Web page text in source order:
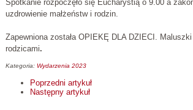
Spotkanie rozpoczęło się Eucharystią o 9.00 a
uzdrowienie małżeństw i rodzin.
Zapewniona została OPIEKĘ DLA DZIECI.
rodzicami.
Kategoria: Wydarzenia 2023
Poprzedni artykuł
Następny artykuł